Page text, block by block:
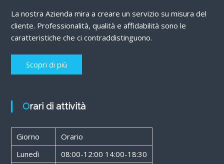
La nostra Azienda mira a creare un servizio su misura del
cliente. Professionalità, qualità e affidabilità sono le
caratteristiche che ci contraddistinguono.
Scopri di più
Orari di attività
Giorno
Orario
Lunedì
08:00-12:00 14:00-18:30